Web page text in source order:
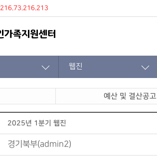
216.73.216.213
웹진
예산 및 결산공고
2025년 1분기 웹진
경기북부(admin2)